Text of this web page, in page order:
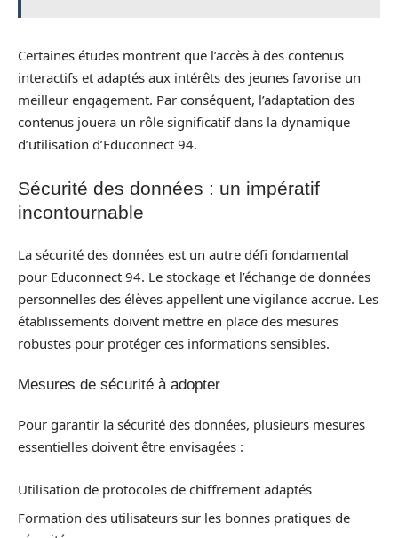
Certaines études montrent que l’accès à des contenus
interactifs et adaptés aux intérêts des jeunes favorise un
meilleur engagement. Par conséquent, l’adaptation des
contenus jouera un rôle significatif dans la dynamique
d’utilisation d’Educonnect 94.
Sécurité des données : un impératif
incontournable
La sécurité des données est un autre défi fondamental
pour Educonnect 94. Le stockage et l’échange de données
personnelles des élèves appellent une vigilance accrue. Les
établissements doivent mettre en place des mesures
robustes pour protéger ces informations sensibles.
Mesures de sécurité à adopter
Pour garantir la sécurité des données, plusieurs mesures
essentielles doivent être envisagées :
Utilisation de protocoles de chiffrement adaptés
Formation des utilisateurs sur les bonnes pratiques de